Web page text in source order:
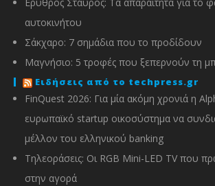
αυτοκινήτου
Σάκχαρο: 7 σημάδια που το προδίδουν
Μαγνήσιο: 5 τροφές που ξεπερνούν τη
Ειδήσεις από το techpress.gr
FinQuest 2026: Για μία ακόμη χρονιά η
ευρωπαϊκό startup οικοσύστημα να
μέλλον του ελληνικού banking
Τηλεοράσεις: Οι RGB Mini-LED TV που
στην αγορά